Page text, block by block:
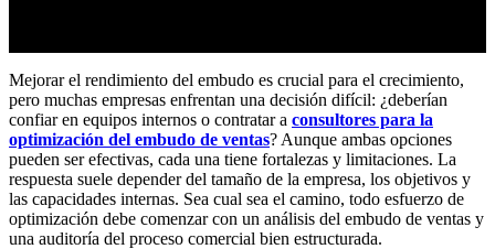
Mejorar el rendimiento del embudo es crucial para el crecimiento,
pero muchas empresas enfrentan una decisión difícil: ¿deberían
confiar en equipos internos o contratar a consultores para la
optimización del embudo de ventas? Aunque ambas opciones
pueden ser efectivas, cada una tiene fortalezas y limitaciones. La
respuesta suele depender del tamaño de la empresa, los objetivos y
las capacidades internas. Sea cual sea el camino, todo esfuerzo de
optimización debe comenzar con un análisis del embudo de ventas y
una auditoría del proceso comercial bien estructurada.